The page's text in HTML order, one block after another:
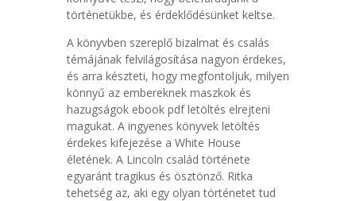
történetükbe, és érdeklődésünket keltse.
A könyvben szereplő bizalmat és csalás
témájának felvilágosítása nagyon érdekes,
és arra készteti, hogy megfontoljuk, milyen
könnyű az embereknek maszkok és
hazugságok ebook pdf letöltés elrejteni
magukat. A ingyenes könyvek letöltés
érdekes kifejezése a White House
életének. A Lincoln család története
egyaránt tragikus és ösztönző. Ritka
tehetség az, aki egy olyan történetet tud